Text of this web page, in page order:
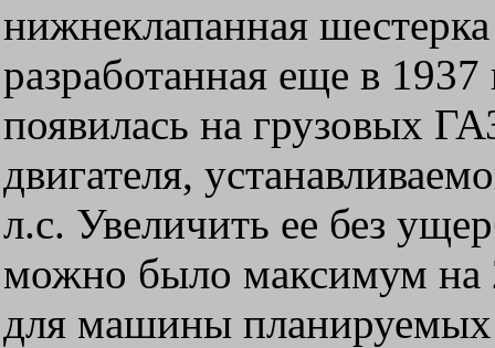
нижнеклапанная
разработанная еще в
появилась на грузовых
двигателя,
л.с. Увеличить ее без
можно было максимум на
для машины